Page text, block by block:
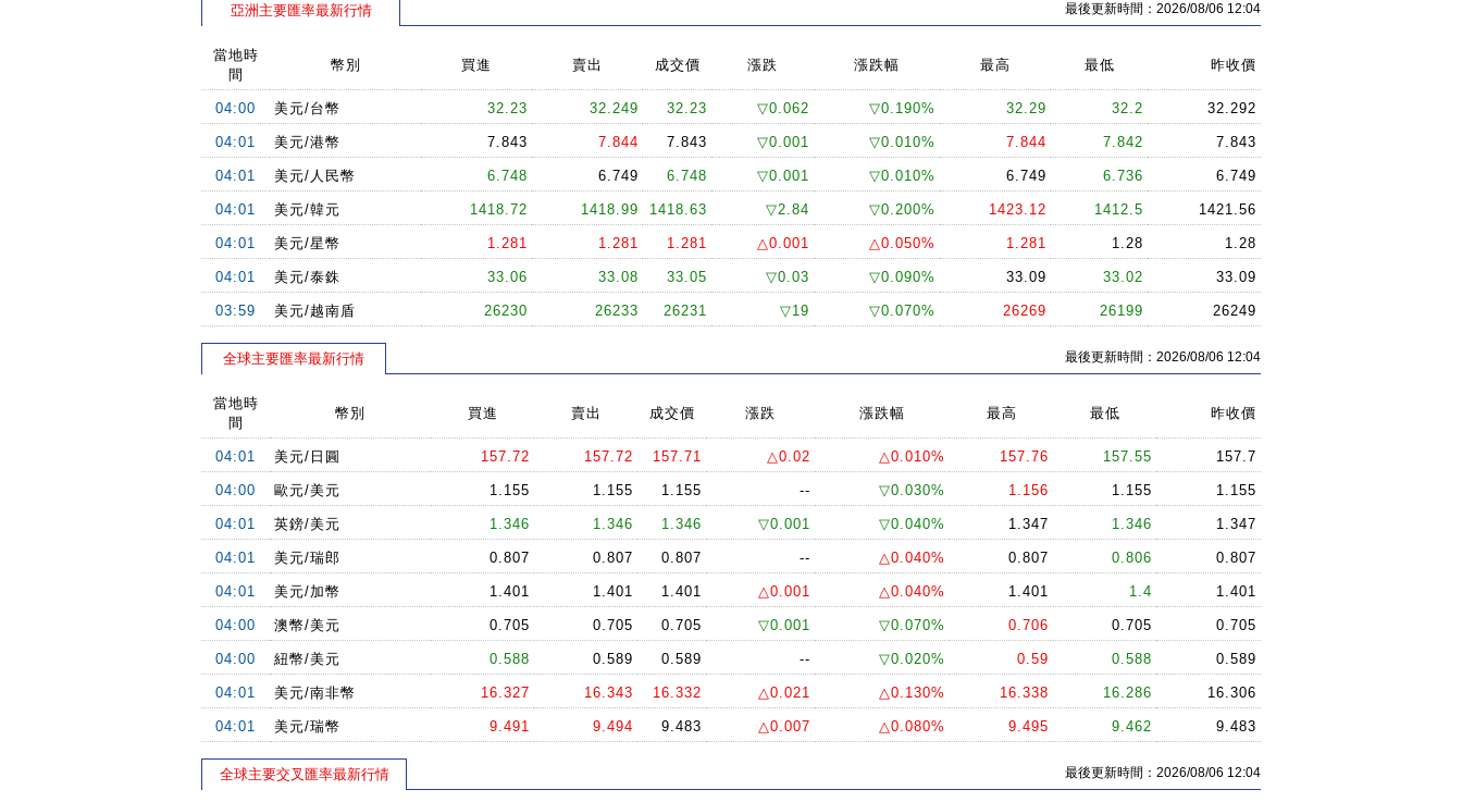
亞洲主要匯率最新行情 最後更新時間：2026/08/06 12:04
當地時
間
幣別 買進 賣出 成交價 漲跌 漲跌幅 最高 最低 昨收價
04:00 美元/台幣 32.23 32.249 32.23 ▽0.062 ▽0.190% 32.29 32.2 32.292
04:01 美元/港幣 7.843 7.844 7.843 ▽0.001 ▽0.010% 7.844 7.842 7.843
04:01 美元/人民幣 6.748 6.749 6.748 ▽0.001 ▽0.010% 6.749 6.736 6.749
04:01 美元/韓元 1418.72 1418.99 1418.63 ▽2.84 ▽0.200% 1423.12 1412.5 1421.56
04:01 美元/星幣 1.281 1.281 1.281 △0.001 △0.050% 1.281 1.28 1.28
04:01 美元/泰銖 33.06 33.08 33.05 ▽0.03 ▽0.090% 33.09 33.02 33.09
03:59 美元/越南盾 26230 26233 26231 ▽19 ▽0.070% 26269 26199 26249
全球主要匯率最新行情 最後更新時間：2026/08/06 12:04
當地時
間
幣別 買進 賣出 成交價 漲跌 漲跌幅 最高 最低 昨收價
04:01 美元/日圓 157.72 157.72 157.71 △0.02 △0.010% 157.76 157.55 157.7
04:00 歐元/美元 1.155 1.155 1.155 -- ▽0.030% 1.156 1.155 1.155
04:01 英鎊/美元 1.346 1.346 1.346 ▽0.001 ▽0.040% 1.347 1.346 1.347
04:01 美元/瑞郎 0.807 0.807 0.807 -- △0.040% 0.807 0.806 0.807
04:01 美元/加幣 1.401 1.401 1.401 △0.001 △0.040% 1.401 1.4 1.401
04:00 澳幣/美元 0.705 0.705 0.705 ▽0.001 ▽0.070% 0.706 0.705 0.705
04:00 紐幣/美元 0.588 0.589 0.589 -- ▽0.020% 0.59 0.588 0.589
04:01 美元/南非幣 16.327 16.343 16.332 △0.021 △0.130% 16.338 16.286 16.306
04:01 美元/瑞幣 9.491 9.494 9.483 △0.007 △0.080% 9.495 9.462 9.483
全球主要交叉匯率最新行情 最後更新時間：2026/08/06 12:04